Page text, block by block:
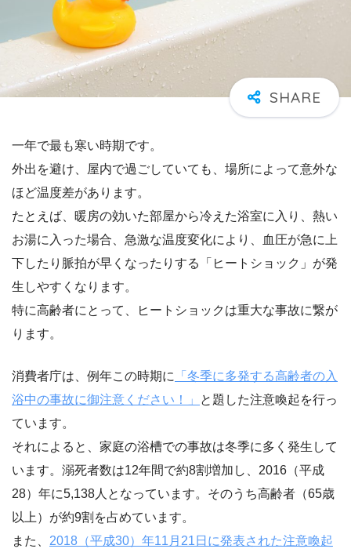
一年で最も寒い時期です。
外出を避け、屋内で過ごしていても、場所によって意外な
ほど温度差があります。
たとえば、暖房の効いた部屋から冷えた浴室に入り、熱い
お湯に入った場合、急激な温度変化により、血圧が急に上
下したり脈拍が早くなったりする「ヒートショック」が発
生しやすくなります。
特に高齢者にとって、ヒートショックは重大な事故に繋が
ります。
消費者庁は、例年この時期に
「冬季に多発する高齢者の入
浴中の事故に御注意ください！」
と題した注意喚起を行っ
ています。
それによると、家庭の浴槽での事故は冬季に多く発生して
います。溺死者数は12年間で約8割増加し、2016（平成
28）年に5,138人となっています。そのうち高齢者（65歳
以上）が約9割を占めています。
また、 2018（平成30）年11月21日に発表された注意喚起